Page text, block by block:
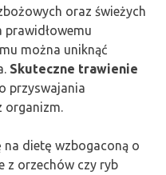
oraz świeżych
można uniknąć
Skuteczne trawienie
przyswajania
organizm.
dietę wzbogaconą o
z orzechów czy ryb